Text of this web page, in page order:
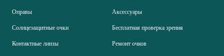
Оправы
Солнцезащитные очки
Контактные линзы
Аксессуары
Бесплатная проверка зрения
Ремонт очков